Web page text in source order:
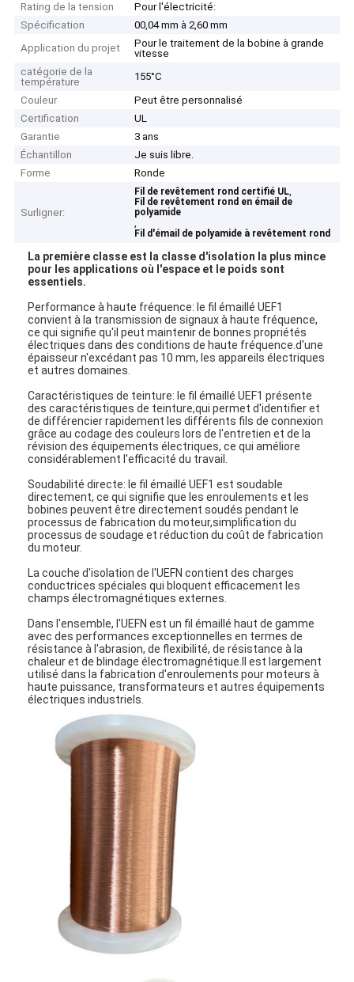
À la maison
Produits
Rating de la tension
Pour l'électricité:
Spécification
00,04 mm à 2,60 mm
Application du projet
Pour le traitement de la bobine à grande
vitesse
catégorie de la
température
155°C
Couleur
Peut être personnalisé
Certification
UL
Garantie
3 ans
Échantillon
Je suis libre.
Forme
Ronde
Surligner:
Fil de revêtement rond certifié UL,
Fil de revêtement rond en émail de
polyamide
,
Fil d'émail de polyamide à revêtement rond
La première classe est la classe d'isolation la plus mince
pour les applications où l'espace et le poids sont
essentiels.
Performance à haute fréquence: le fil émaillé UEF1
convient à la transmission de signaux à haute fréquence,
ce qui signifie qu'il peut maintenir de bonnes propriétés
électriques dans des conditions de haute fréquence.d'une
épaisseur n'excédant pas 10 mm, les appareils électriques
et autres domaines.
Caractéristiques de teinture: le fil émaillé UEF1 présente
des caractéristiques de teinture,qui permet d'identifier et
de différencier rapidement les différents fils de connexion
grâce au codage des couleurs lors de l'entretien et de la
révision des équipements électriques, ce qui améliore
considérablement l'efficacité du travail.
Soudabilité directe: le fil émaillé UEF1 est soudable
directement, ce qui signifie que les enroulements et les
bobines peuvent être directement soudés pendant le
processus de fabrication du moteur,simplification du
processus de soudage et réduction du coût de fabrication
du moteur.
La couche d'isolation de l'UEFN contient des charges
conductrices spéciales qui bloquent efficacement les
champs électromagnétiques externes.
Dans l'ensemble, l'UEFN est un fil émaillé haut de gamme
avec des performances exceptionnelles en termes de
résistance à l'abrasion, de flexibilité, de résistance à la
chaleur et de blindage électromagnétique.Il est largement
utilisé dans la fabrication d'enroulements pour moteurs à
haute puissance, transformateurs et autres équipements
électriques industriels.